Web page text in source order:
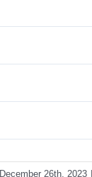
December 26th, 2023